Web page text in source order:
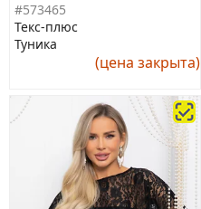
#573465
Текс-плюс
Туника
(цена закрыта)